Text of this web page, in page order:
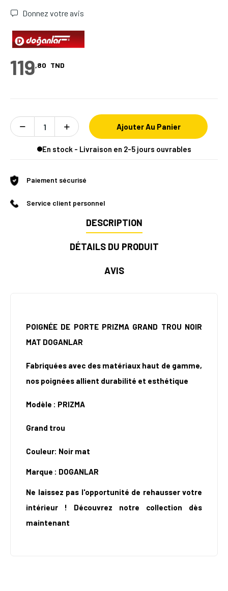
Donnez votre avis
119,80 TND
Ajouter Au Panier
En stock - Livraison en 2-5 jours ouvrables
Paiement sécurisé
Service client personnel
DESCRIPTION
DÉTAILS DU PRODUIT
AVIS
POIGNÉE DE PORTE PRIZMA GRAND TROU NOIR
MAT DOGANLAR
Fabriquées avec des matériaux haut de gamme,
nos poignées allient durabilité et esthétique
Modèle : PRIZMA
Grand trou
Couleur: Noir mat
Marque : DOGANLAR
Ne laissez pas l'opportunité de rehausser votre
intérieur ! Découvrez notre collection dès
maintenant